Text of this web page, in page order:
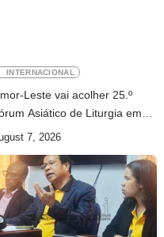
INTERNACIONAL
Leste vai acolher 25.º
Asiático de Liturgia em
7, 2026